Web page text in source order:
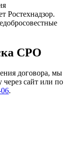
Ростехнадзор.
СРО
договора, мы
через сайт или по
.